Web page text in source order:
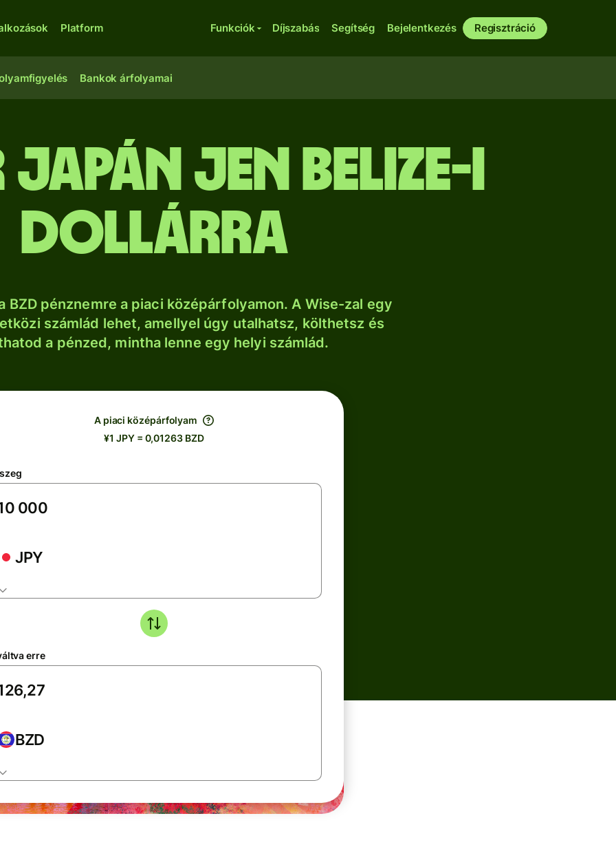
Platform Funkciók Díjszabás Segítség Bejelentkezés Regisztráció
Bankok árfolyamai
japán jen belize-i
dollárra
BZD pénznemre a piaci középárfolyamon. A Wise-zal egy
számlád lehet, amellyel úgy utalhatsz, költhetsz és
a pénzed, mintha lenne egy helyi számlád.
A piaci középárfolyam
¥1 JPY = 0,01263 BZD
JPY
erre
BZD